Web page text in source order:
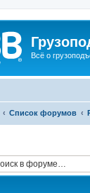
Всё о
Список форумов